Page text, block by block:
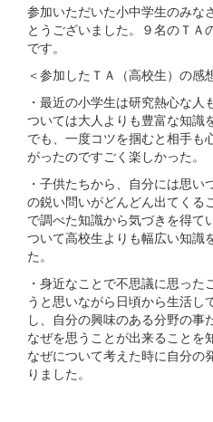
参加いただいた小中学生のみな
とうございました。９名のＴＡ
です。
＜参加したＴＡ（高校生）の感
・最近の小学生は研究熱心な
ついては大人よりも豊富な知識
でも、一度コツを掴むと相手も
がったのですごく楽しかった。
・子供たちから、自分には思
の鋭い問いがどんどん出てくる
で調べた知識から気づきを得て
ついて高校生よりも幅広い知識
た。
・身近なことで不思議に思っ
うと思いながら日頃から生活し
し、自分の興味のある分野の事
なぜを思うことが出来ることを
なぜについて考えた時に自分の
りました。